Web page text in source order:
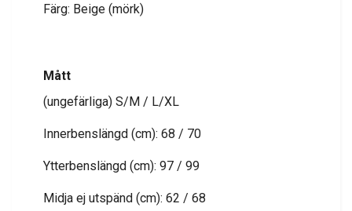
Färg: Beige (mörk)
Mått
(ungefärliga) S/M / L/XL
Innerbenslängd (cm): 68 / 70
Ytterbenslängd (cm): 97 / 99
Midja ej utspänd (cm): 62 / 68